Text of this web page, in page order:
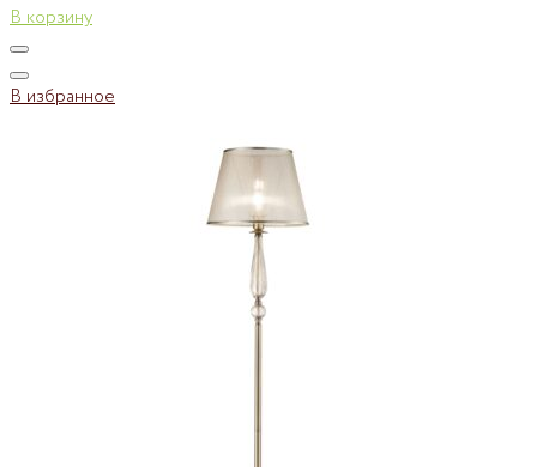
В корзину
В избранное